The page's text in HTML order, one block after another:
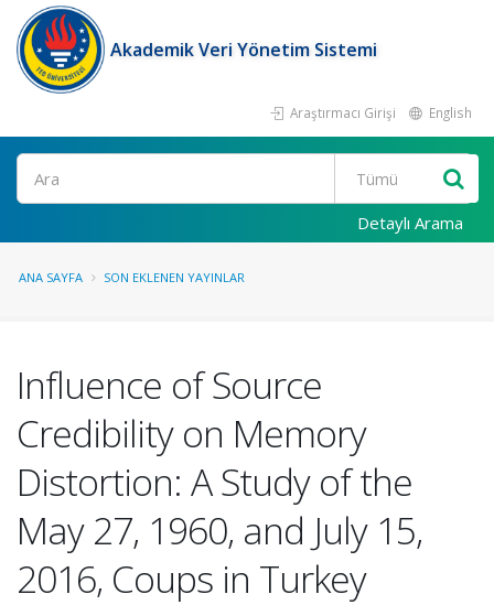
Akademik Veri Yönetim Sistemi
Araştırmacı Girişi English
Ara
Detaylı Arama
ANA SAYFA SON EKLENEN YAYINLAR
Influence of Source
Credibility on Memory
Distortion: A Study of the
May 27, 1960, and July 15,
2016, Coups in Turkey